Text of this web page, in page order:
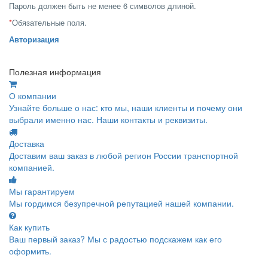
Пароль должен быть не менее 6 символов длиной.
*Обязательные поля.
Авторизация
Полезная информация
О компании
Узнайте больше о нас: кто мы, наши клиенты и почему они
выбрали именно нас. Наши контакты и реквизиты.
Доставка
Доставим ваш заказ в любой регион России транспортной
компанией.
Мы гарантируем
Мы гордимся безупречной репутацией нашей компании.
Как купить
Ваш первый заказ? Мы с радостью подскажем как его
оформить.